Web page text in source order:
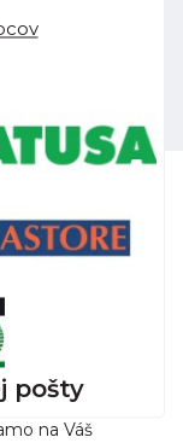
pošty
na Váš